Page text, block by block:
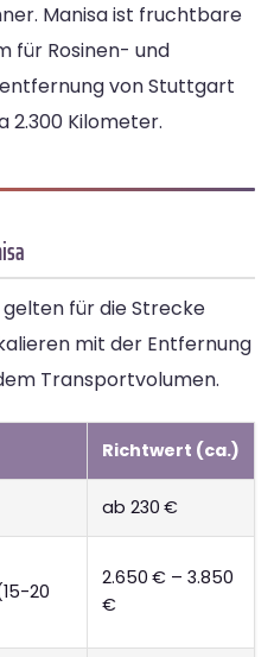
Manisa ist fruchtbare
für Rosinen- und
von Stuttgart
2.300 Kilometer.
für die Strecke
mit der Entfernung
Transportvolumen.
Richtwert (ca.)
ab 230 €
20
2.650 € – 3.850
€